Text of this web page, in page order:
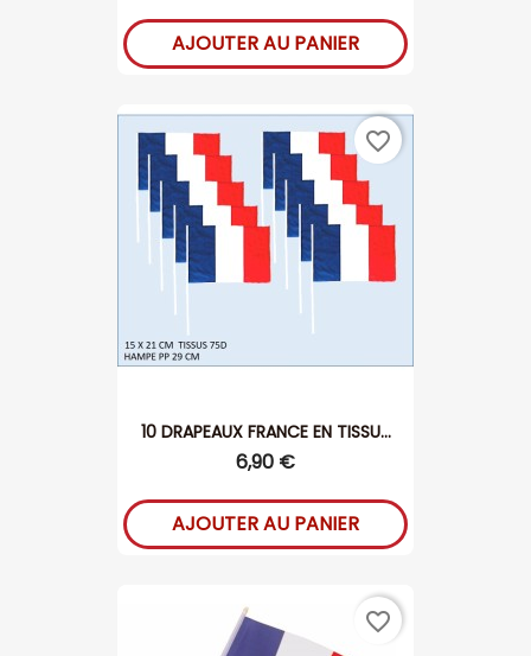
AJOUTER AU PANIER
10 DRAPEAUX FRANCE EN TISSU...
6,90 €
AJOUTER AU PANIER
favorite_border
favorite_border